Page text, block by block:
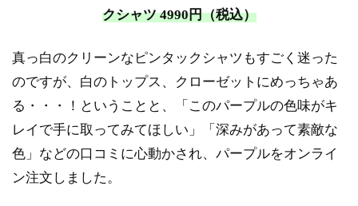
クシャツ 4990円（税込）
真っ白のクリーンなピンタックシャツもすごく迷った
のですが、白のトップス、クローゼットにめっちゃあ
る・・・！ということと、「このパープルの色味がキ
レイで手に取ってみてほしい」「深みがあって素敵な
色」などの口コミに心動かされ、パープルをオンライ
ン注文しました。